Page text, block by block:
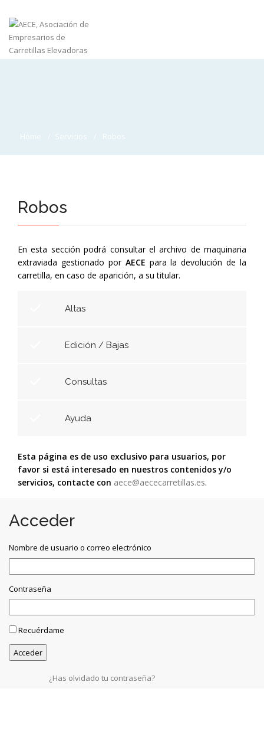
Home Servicios Robos
Robos
En esta sección podrá consultar el archivo de maquinaria
extraviada gestionado por AECE para la devolución de la
carretilla, en caso de aparición, a su titular.
Altas
Edición / Bajas
Consultas
Ayuda
Esta página es de uso exclusivo para usuarios, por
favor si está interesado en nuestros contenidos y/o
servicios, contacte con aece@aececarretillas.es.
Acceder
Nombre de usuario o correo electrónico
Contraseña
Recuérdame
¿Has olvidado tu contraseña?